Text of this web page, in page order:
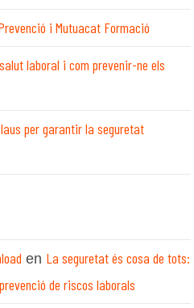
i Mutuacat Formació
laboral i com prevenir-ne els
per garantir la seguretat
en La seguretat és cosa de tots:
de riscos laborals